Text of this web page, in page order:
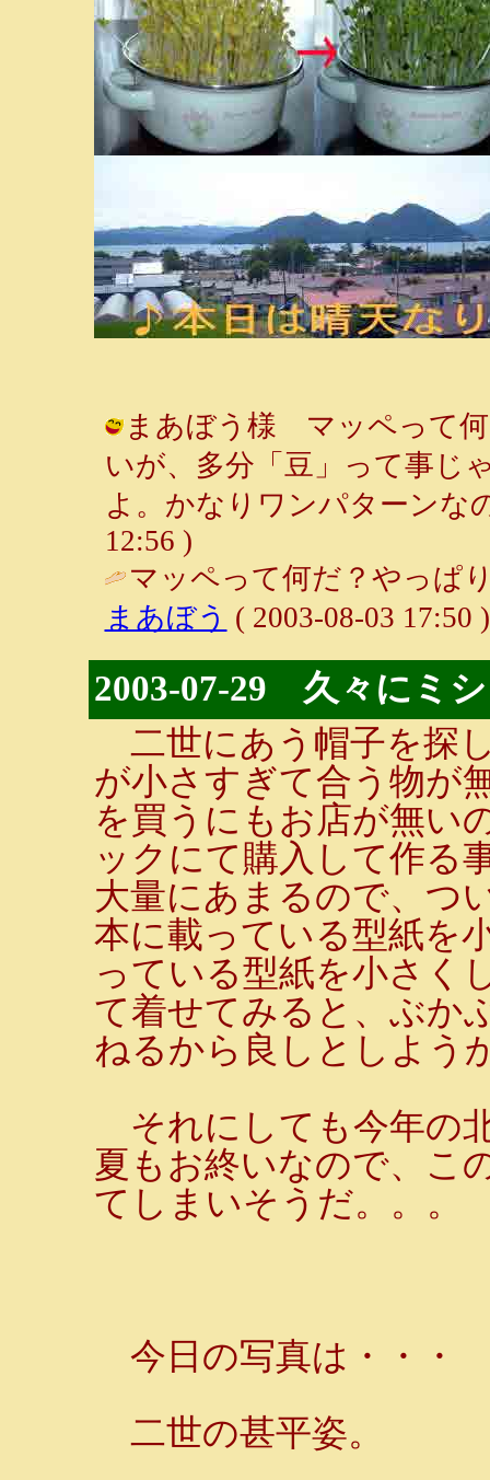
まあぼう様 マッペって何
いが、多分「豆」って事じ
よ。かなりワンパターンな
12:56 )
マッペって何だ？やっぱ
まあぼう ( 2003-08-03 17:50 )
2003-07-29 久々にミ
二世にあう帽子を探
が小さすぎて合う物が
を買うにもお店が無い
ックにて購入して作る
大量にあまるので、つ
本に載っている型紙を
っている型紙を小さく
て着せてみると、ぶか
ねるから良しとしよう
それにしても今年の
夏もお終いなので、こ
てしまいそうだ。。。
今日の写真は・・・
二世の甚平姿。